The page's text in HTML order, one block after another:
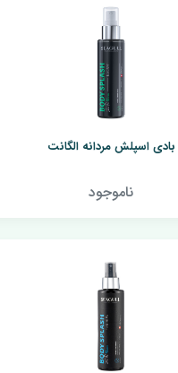
بادی اسپلش مردانه الگانت
ناموجود